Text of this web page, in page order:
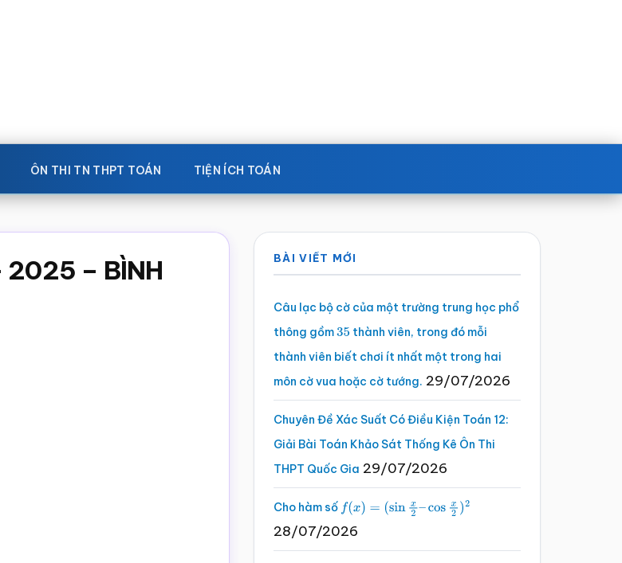
ÔN THI TN THPT TOÁN TIỆN ÍCH TOÁN
2025 – BÌNH
Sidebar
chính
BÀI VIẾT MỚI
Câu lạc bộ cờ của một trường trung học phổ
thông gồm35 thành viên, trong đó mỗi
thành viên biết chơi ít nhất một trong hai
môn cờ vua hoặc cờ tướng. 29/07/2026
Chuyên Đề Xác Suất Có Điều Kiện Toán 12:
Giải Bài Toán Khảo Sát Thống Kê Ôn Thi
THPT Quốc Gia 29/07/2026
Cho hàm số f(x)=(sinx2 –cosx2 )2
28/07/2026